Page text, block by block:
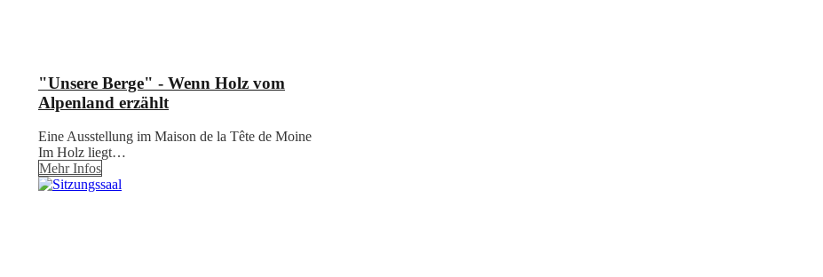
"Unsere Berge" - Wenn Holz vom
Alpenland erzählt
Eine Ausstellung im Maison de la Tête de Moine
Im Holz liegt…
Mehr Infos